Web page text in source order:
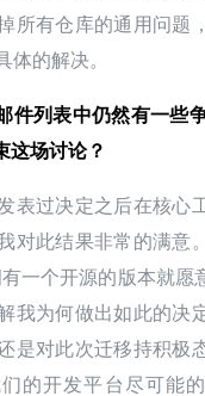
所有仓库的通用问题
体的解决。
件列表中仍然有一些
这场讨论？
表过决定之后在核心
对此结果非常的满意
一个开源的版本就愿
我为何做出如此的决
是对此次迁移持积极
的开发平台尽可能